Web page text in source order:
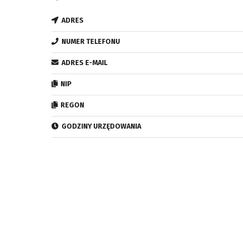
ADRES
NUMER TELEFONU
ADRES E-MAIL
NIP
REGON
GODZINY URZĘDOWANIA